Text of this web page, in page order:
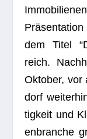
dem Titel
reich.
Okto­ber,
dorf
tig­keit und
en­bran­che